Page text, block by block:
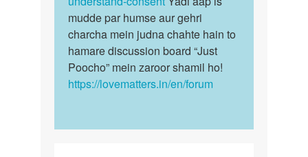
mudde par humse aur gehri
charcha mein judna chahte hain to
hamare discussion board “Just
Poocho” mein zaroor shamil ho!
https://lovematters.in/en/forum